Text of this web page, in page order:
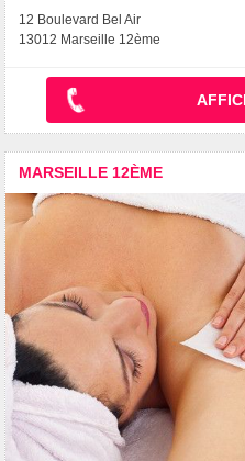
12 Boulevard Bel Air
13012 Marseille 12ème
MARSEILLE 12ÈME